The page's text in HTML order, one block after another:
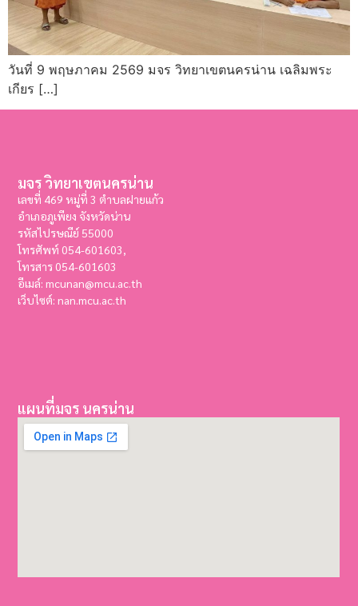
วันที่ 9 พฤษภาคม 2569 มจร วิทยาเขตนครน่าน เฉลิมพระ
เกียร […]
มจร วิทยาเขตนครน่าน
เลขที่ 469 หมู่ที่ 3 ตำบลฝายแก้ว
อำเภอภูเพียง จังหวัดน่าน
รหัสไปรษณีย์ 55000
โทรศัพท์ 054-601603,
โทรสาร054-601603
อีเมล์: mcunan@mcu.ac.th
เว็บไซต์: nan.mcu.ac.th
แผนที่มจร นครน่าน